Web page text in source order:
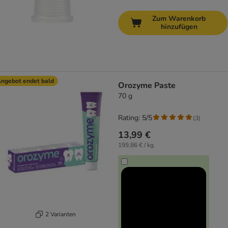
Zum Warenkorb
hinzufügen
endet bald
2 Varianten
Orozyme Paste
70 g
13,99 €
199,86 € / kg
Rating: 5/5 (3)